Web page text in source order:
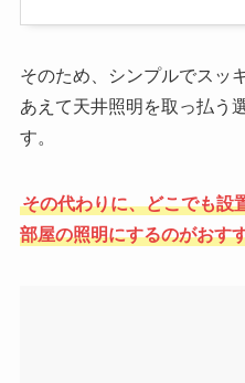
そのため、シンプルでスッ
あえて天井照明を取っ払う
す。
その代わりに、どこでも設
部屋の照明にするのがおす